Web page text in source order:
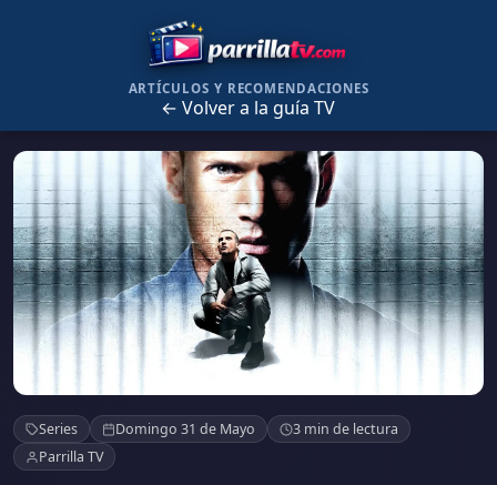
ARTÍCULOS Y RECOMENDACIONES
← Volver a la guía TV
Prison Break
Series Domingo 31 de Mayo
3 min de lectura
Parrilla TV